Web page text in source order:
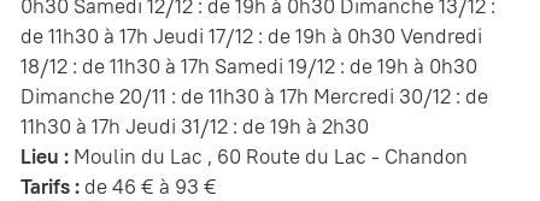
0h30 Samedi 12/12 : de 19h à 0h30 Dimanche 13/12 :
de 11h30 à 17h Jeudi 17/12 : de 19h à 0h30 Vendredi
18/12 : de 11h30 à 17h Samedi 19/12 : de 19h à 0h30
Dimanche 20/11 : de 11h30 à 17h Mercredi 30/12 : de
11h30 à 17h Jeudi 31/12 : de 19h à 2h30
Lieu : Moulin du Lac , 60 Route du Lac - Chandon
Tarifs : de 46 € à 93 €